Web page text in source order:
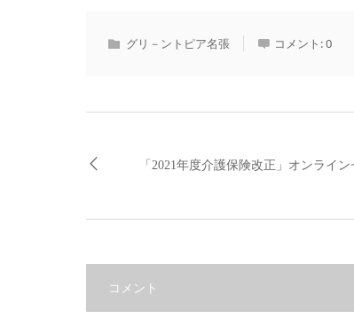
グリ－ントピア名張 コメント:0
「2021年度介護保険改正」オンライ
コメント